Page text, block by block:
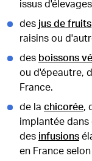
issus
des jus de fruits
raisins ou
des boissons
ou d'épeautre,
France.
de la chicorée,
implantée dans
des infusions
en France